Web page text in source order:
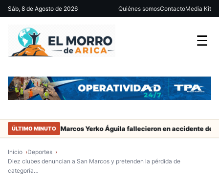
Sáb, 8 de Agosto de 2026 Quiénes somosContactoMedia Kit
☰
ÚLTIMO MINUTO
de San Marcos Yerko Águila fallecieron en accidente de tránsito
Inicio
Deportes
Diez clubes denuncian a San Marcos y pretenden la pérdida de
categoría…